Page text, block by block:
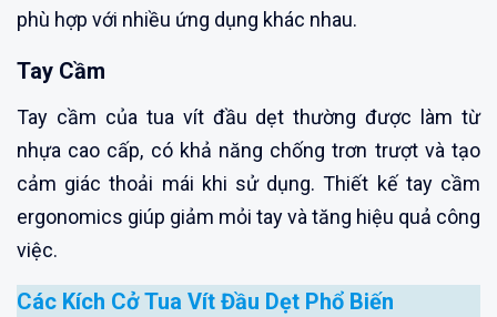
phù hợp với nhiều ứng dụng khác nhau.
Tay Cầm
Tay cầm của tua vít đầu dẹt thường được làm từ
nhựa cao cấp, có khả năng chống trơn trượt và tạo
cảm giác thoải mái khi sử dụng. Thiết kế tay cầm
ergonomics giúp giảm mỏi tay và tăng hiệu quả công
việc.
Các Kích Cở Tua Vít Đầu Dẹt Phổ Biến